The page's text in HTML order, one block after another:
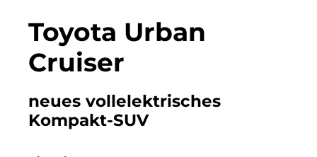
Toyota Urban
Cruiser
neues vollelektrisches
Kompakt-SUV